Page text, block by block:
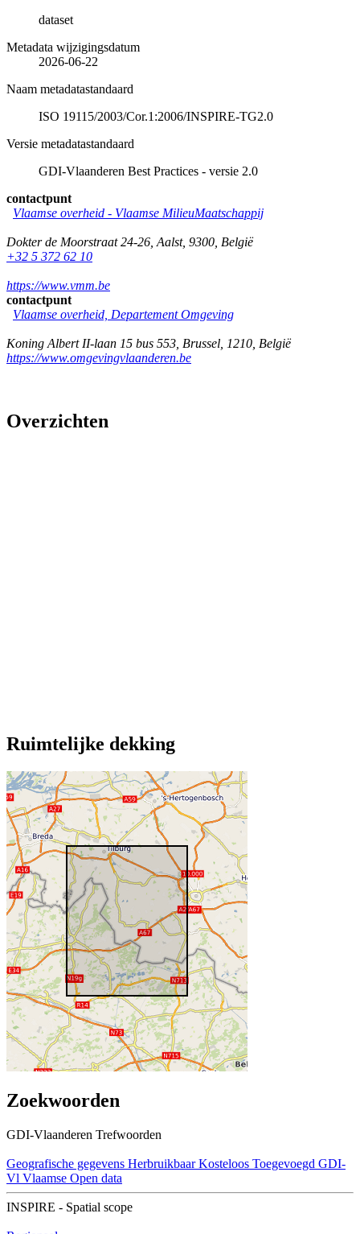
dataset
Metadata wijzigingsdatum
2026-06-22
Naam metadatastandaard
ISO 19115/2003/Cor.1:2006/INSPIRE-TG2.0
Versie metadatastandaard
GDI-Vlaanderen Best Practices - versie 2.0
contactpunt
Vlaamse overheid - Vlaamse MilieuMaatschappij
Dokter de Moorstraat 24-26 Aalst, 9300 België
+32 5 372 62 10
https://www.vmm.be
contactpunt
Vlaamse overheid, Departement Omgeving
Koning Albert II-laan 15 bus 553 Brussel 1210 België
https://www.omgevingvlaanderen.be
Overzichten
Ruimtelijke dekking
Zoekwoorden
GDI-Vlaanderen Trefwoorden
Geografische gegevens Herbruikbaar Kosteloos Toegevoegd GDI-
Vl Vlaamse Open data
INSPIRE - Spatial scope